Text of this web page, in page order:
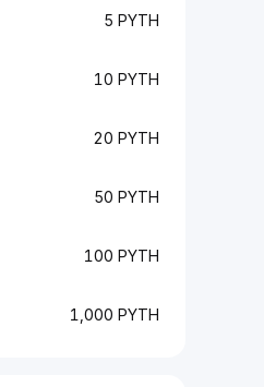
5 PYTH
10 PYTH
20 PYTH
50 PYTH
100 PYTH
1,000 PYTH